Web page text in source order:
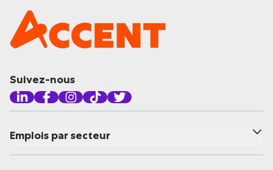
Suivez-nous
Emplois par secteur